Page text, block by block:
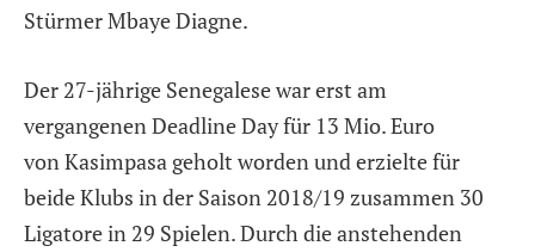
StürmerMbaye Diagne.
Der 27-jährige Senegalese war erst am
vergangenen Deadline Day für 13 Mio. Euro
von Kasimpasa geholt worden und erzielte für
beide Klubs in der Saison 2018/19 zusammen 30
Ligatore in 29 Spielen. Durch die anstehenden